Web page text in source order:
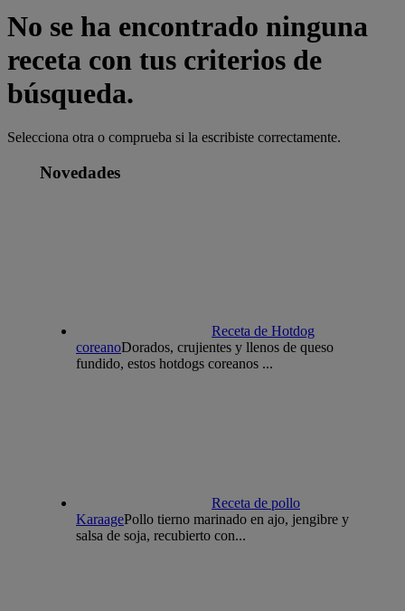
No se ha encontrado ninguna
receta con tus criterios de
búsqueda.
Selecciona otra o comprueba si la escribiste correctamente.
Novedades
Receta de Hotdog
coreanoDorados, crujientes y llenos de queso
fundido, estos hotdogs coreanos ...
Receta de pollo
KaraagePollo tierno marinado en ajo, jengibre y
salsa de soja, recubierto con...